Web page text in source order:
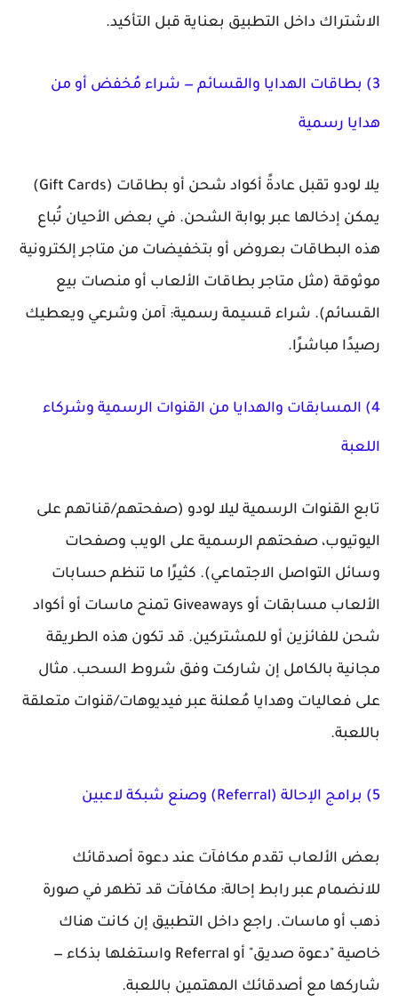
الاشتراك داخل التطبيق بعناية قبل التأكيد.
3) بطاقات الهدايا والقسائم — شراء مُخفض أو من
هدايا رسمية
يلا لودو تقبل عادةً أكواد شحن أو بطاقات (Gift Cards)
يمكن إدخالها عبر بوابة الشحن. في بعض الأحيان تُباع
هذه البطاقات بعروض أو بتخفيضات من متاجر إلكترونية
موثوقة (مثل متاجر بطاقات الألعاب أو منصات بيع
القسائم). شراء قسيمة رسمية: آمن وشرعي ويعطيك
رصيدًا مباشرًا.
4) المسابقات والهدايا من القنوات الرسمية وشركاء
اللعبة
تابع القنوات الرسمية ليلا لودو (صفحتهم/قناتهم على
اليوتيوب، صفحتهم الرسمية على الويب وصفحات
وسائل التواصل الاجتماعي). كثيرًا ما تنظم حسابات
الألعاب مسابقات أو Giveaways تمنح ماسات أو أكواد
شحن للفائزين أو للمشتركين. قد تكون هذه الطريقة
مجانية بالكامل إن شاركت وفق شروط السحب. مثال
على فعاليات وهدايا مُعلنة عبر فيديوهات/قنوات متعلقة
باللعبة.
5) برامج الإحالة (Referral) وصنع شبكة لاعبين
بعض الألعاب تقدم مكافآت عند دعوة أصدقائك
للانضمام عبر رابط إحالة: مكافآت قد تظهر في صورة
ذهب أو ماسات. راجع داخل التطبيق إن كانت هناك
خاصية "دعوة صديق" أو Referral واستغلها بذكاء —
شاركها مع أصدقائك المهتمين باللعبة.